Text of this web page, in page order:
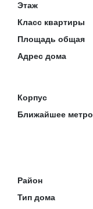
Этаж
Класс квартиры
Площадь общая
Адрес дома
Корпус
Ближайшее метро
Район
Тип дома